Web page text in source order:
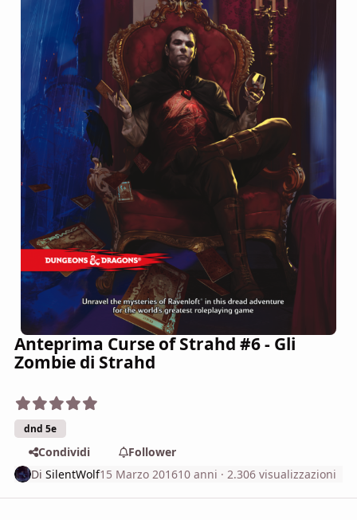
Anteprima Curse of Strahd #6 - Gli
Zombie di Strahd
dnd 5e
Condividi
Follower
DiSilentWolf15 Marzo 201610 anni · 2.306 visualizzazioni